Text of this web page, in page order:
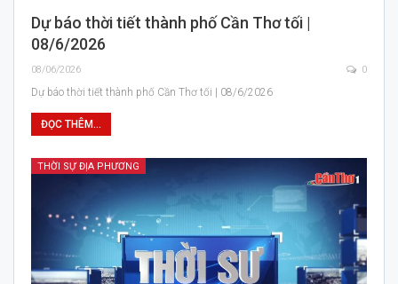
Dự báo thời tiết thành phố Cần Thơ tối |
08/6/2026
08/06/2026 0
Dự báo thời tiết thành phố Cần Thơ tối | 08/6/2026
ĐỌC THÊM...
THỜI SỰ ĐỊA PHƯƠNG